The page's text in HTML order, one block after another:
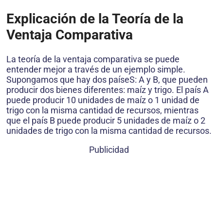
Explicación de la Teoría de la
Ventaja Comparativa
La teoría de la ventaja comparativa se puede
entender mejor a través de un ejemplo simple.
Supongamos que hay dos paíseS: A y B, que pueden
producir dos bienes diferentes: maíz y trigo. El país A
puede producir 10 unidades de maíz o 1 unidad de
trigo con la misma cantidad de recursos, mientras
que el país B puede producir 5 unidades de maíz o 2
unidades de trigo con la misma cantidad de recursos.
Publicidad